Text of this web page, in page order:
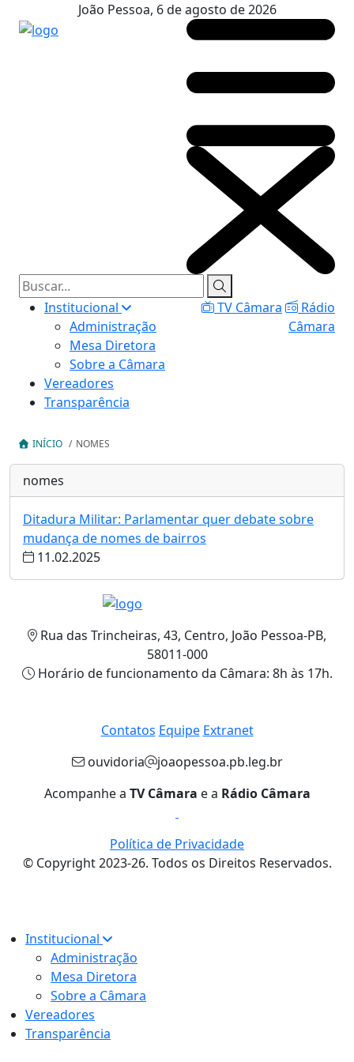
João Pessoa, 6 de agosto de 2026
Institucional
Administração
Mesa Diretora
Sobre a Câmara
Vereadores
Transparência
TV Câmara
Rádio
Câmara
INÍCIO / NOMES
nomes
Ditadura Militar: Parlamentar quer debate sobre
mudança de nomes de bairros
11.02.2025
Rua das Trincheiras, 43, Centro, João Pessoa-PB,
58011-000
Horário de funcionamento da Câmara: 8h às 17h.
Contatos Equipe Extranet
ouvidoria
joaopessoa.pb.leg.br
Acompanhe a TV Câmara e a Rádio Câmara
© Copyright 2023-26. Todos os Direitos Reservados.
Política de Privacidade
Institucional
Administração
Mesa Diretora
Sobre a Câmara
Vereadores
Transparência